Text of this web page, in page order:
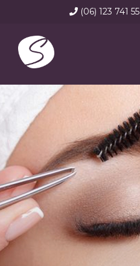
(06) 123 741 55